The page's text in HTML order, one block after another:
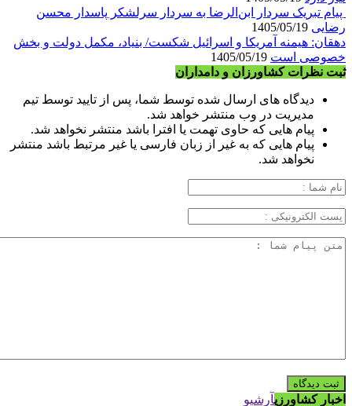
پیام تبریک سردار ابن‌الرضا به سردار سرلشکر پاسدار محسن
رضایی
دهقان: هیمنه آمریکا و اسرائیل شکست/ بنیاد، مکمل دولت و بخش
خصوصی است
ثبت نظرات کشاورزان و دامداران
دیدگاه های ارسال شده توسط شما، پس از تایید توسط تیم
مدیریت در وب منتشر خواهد شد.
پیام هایی که حاوی تهمت یا افترا باشد منتشر نخواهد شد.
پیام هایی که به غیر از زبان فارسی یا غیر مرتبط باشد منتشر
نخواهد شد.
اخبار کشاورزیآرشیو